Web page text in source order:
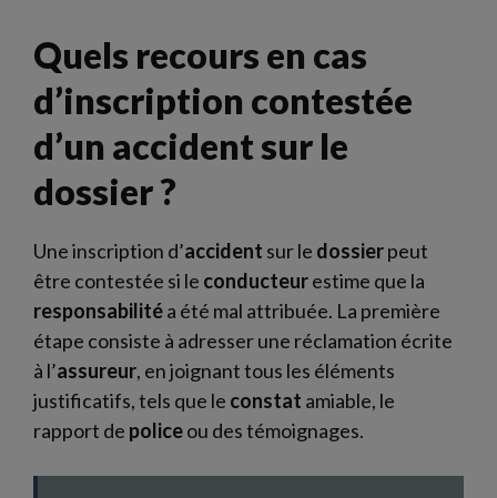
Quels recours en cas
d’inscription contestée
d’un accident sur le
dossier ?
Une inscription d’accident sur le dossierpeut
être contestée si le conducteurestime que la
responsabilitéa été mal attribuée. La première
étape consiste à adresser une réclamation écrite
à l’assureur, en joignant tous les éléments
justificatifs, tels que le constat amiable, le
rapport de policeou des témoignages.